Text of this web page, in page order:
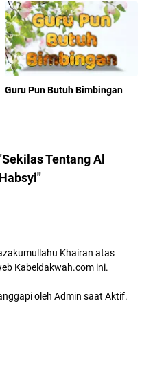
Guru Pun Butuh Bimbingan
Tentang Al
Khairan atas
Kabeldakwah.com ini.
oleh Admin saat Aktif.